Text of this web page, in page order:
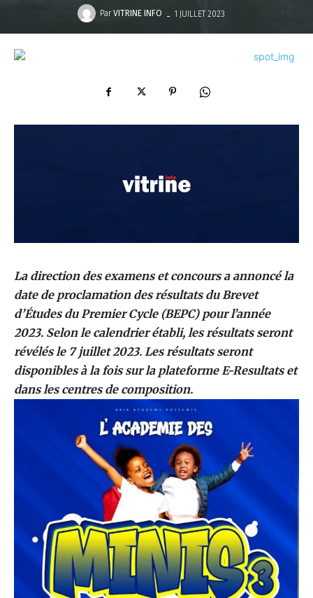
Par VITRINE INFO - 1 JUILLET 2023
La direction des examens et concours a annoncé la
date de proclamation des résultats du Brevet
d’Études du Premier Cycle (BEPC) pour l’année
2023. Selon le calendrier établi, les résultats seront
révélés le 7 juillet 2023. Les résultats seront
disponibles à la fois sur la plateforme E-Resultats et
dans les centres de composition.